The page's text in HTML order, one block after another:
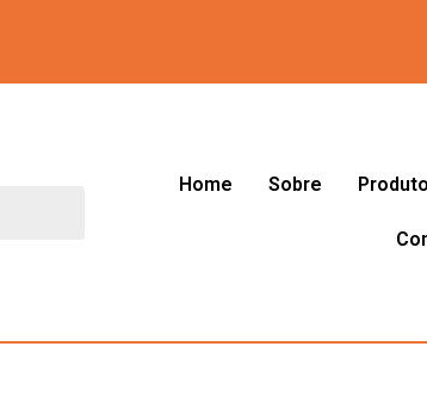
Home Sobre